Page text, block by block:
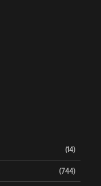
(14)
(744)